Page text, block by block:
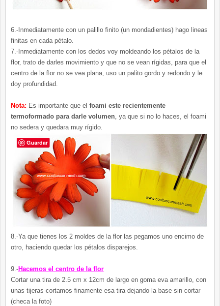
6.-Inmediatamente con un palillo finito (un mondadientes) hago lineas
finitas en cada pétalo.
7.-Inmediatamente con los dedos voy moldeando los pétalos de la
flor, trato de darles movimiento y que no se vean rígidas, para que el
centro de la flor no se vea plana, uso un palito gordo y redondo y le
doy profundidad.
Nota: Es importante que el foami este recientemente
termoformado para darle volumen, ya que si no lo haces, el foami
no sedera y quedara muy rígido.
8.-Ya que tienes los 2 moldes de la flor las pegamos uno encimo de
otro, haciendo quedar los pétalos disparejos.
9.-Hacemos el centro de la flor
Cortar una tira de 2.5 cm x 12cm de largo en goma eva amarillo, con
unas tijeras cortamos finamente esa tira dejando la base sin cortar
(checa la foto)
Guardar